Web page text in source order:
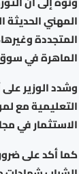
المهني الحديثة
المتجددة
الماهرة في سوق
وشدد الوزير
التعليمية مع
الاستثمار في
كما أكد على